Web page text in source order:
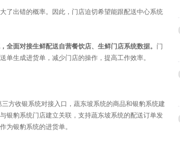
了出错的概率。因此，门店迫切希望能跟配送中心系统
全面对接生鲜配送自营餐饮店、生鲜门店系统数据。 门
单生成进货单，减少门店的操作，提高工作效率。
方收银系统对接入口，蔬东坡系统的商品和银豹系统建
银豹系统门店建立关联，支持蔬东坡系统的配送订单发
为银豹系统的进货单。